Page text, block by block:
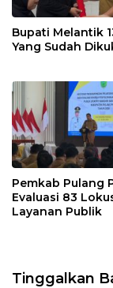
Bupati Melantik
Yang Sudah
Pemkab Pulang
Evaluasi 83
Layanan Publik
Tinggalkan